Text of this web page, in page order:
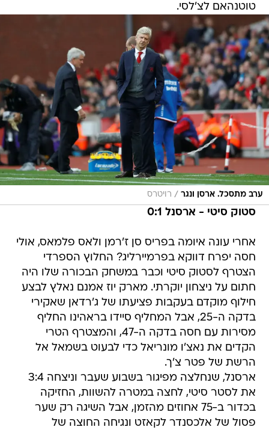
טוטנהאם לצ'לסי.
ערב מתסכל. ארסן ונגר / רויטרס
סטוק סיטי - ארסנל 0:1
אחרי עונה איומה בפריס סן ז'רמן ולאס פלמאס, אולי
חסה יפרח דווקא בפרמיירליג? החלוץ הספרדי
הצטרף לסטוק סיטי וכבר במשחק הבכורה שלו היה
חתום על ניצחון יוקרתי. מארק יוז אמנם נאלץ לבצע
חילוף מוקדם בעקבות פציעתו של ג'רדאן שאקירי
בדקה ה-25, אבל המחליף סיידו בראהינו החליף
מסירות עם חסה בדקה ה-47, והמצטרף הטרי
הקדים את נאצ'ו מונריאל כדי לבעוט בשמאל אל
הרשת של פטר צ'ך.
ארסנל, שנחלצה מפיגור בשבוע שעבר וניצחה 3:4
את לסטר סיטי, לחצה במטרה להשוות, החזיקה
בכדור ב-75 אחוזים מהזמן, אבל השיגה רק שער
פסול של אלכסנדר לקאזט ונגיחה החוצה של